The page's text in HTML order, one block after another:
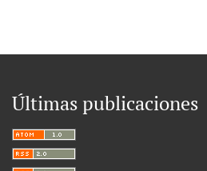
Últimas publicaciones